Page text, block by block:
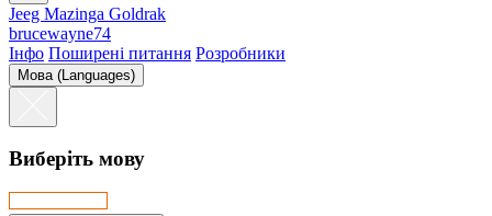
Jeeg Mazinga Goldrak
brucewayne74
Інфо Поширені питання Розробники
Мова (Languages)
Виберіть мову